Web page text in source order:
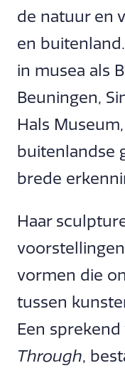
de natuur en
en
in musea als
Beuningen,
Hals
buitenlandse
brede
Haar
vormen die
tussen
Een
Through,